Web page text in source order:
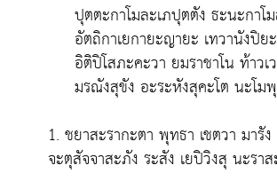
ปุตตะกาโมละเภปุตตัง ธะนะกาโ
อัตถิกาเยกายะญายะ เทวานังปิย
อิติปิโสภะคะวา ยมราชาโน ท้าว
มรณังสุขัง อะระหังสุคะโต นะโม
1. ชยาสะรากะตา พุทธา เชตวา มารั
จะตุสัจจาสะภัง ระสัง เยปิวิงสุ นะรา